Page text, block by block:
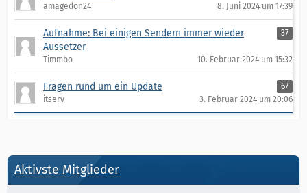
amagedon24
8. Juni 2024 um 17:39
Aufnahme: Bei einigen Sendern immer wieder
Aussetzer
37
Timmbo 10. Februar 2024 um 15:32
Fragen rund um ein Update
67
itserv
3. Februar 2024 um 20:06
Aktivste Mitglieder